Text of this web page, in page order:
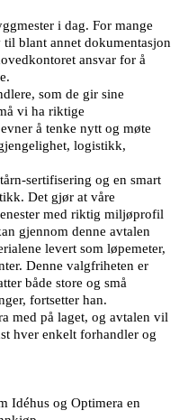
i dag. For mange
blant annet dokumentasjon
ansvar for å
som de gir sine
vi ha riktige
å tenke nytt og møte
logistikk,
sertifisering og en smart
Det gjør at våre
med riktig miljøprofil
gjennom denne avtalen
levert som løpemeter,
Denne valgfriheten er
både store og små
fortsetter han.
med på laget, og avtalen vil
hver enkelt forhandler og
Idéhus og Optimera en